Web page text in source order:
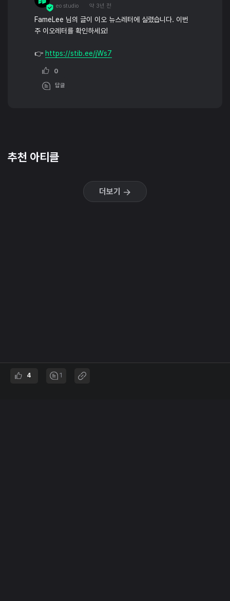
eo studio 약 3년 전
FameLee 님의 글이 이오 뉴스레터에 실렸습니다. 이번
주 이오레터를 확인하세요!
👉 https://stib.ee/jWs7
0
답글
추천 아티클
더보기
4 1